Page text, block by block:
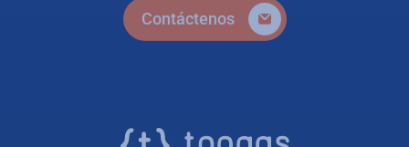
Contáctenos